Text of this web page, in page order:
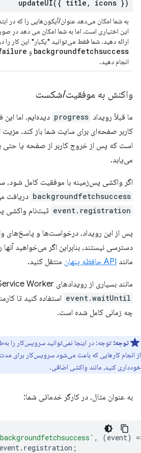
updateUI( { title , icons })
به شما امکان می‌دهد عنوان/آیکون‌هایی را که در
این اختیاری است، اما به شما امکان می دهد در
ارائه دهید. شما فقط می‌توانید *یکبار* این کار
backgroundfetchsuccess و
انجام دهید.
واکنش به موفقیت/شکست
ما قبلاً رویداد progress دیده‌ایم، اما
کاربر صفحه‌ای برای سایت شما باز کند.
است که پس از خروج کاربر از صفحه یا حتی
می‌یابد.
اگر واکشی پس‌زمینه با موفقیت کامل شود،
backgroundfetchsuccess دریافت
event.registration ثبت‌نام واکشی
پس از این رویداد، درخواست‌ها و پاسخ‌های
دسترسی نیستند، بنابراین اگر می‌خواهید آنها
مانند API حافظه پنهان منتقل کنید.
مانند بسیاری از رویدادهای Service Worker، از
event.waitUntil استفاده کنید تا
چه زمانی کامل شده است.
توجه: توجه: در اینجا نمی‌توانید سرویس‌کار را
از انجام کارهایی که باعث می‌شود سرویس‌کار برای مدت
خودداری کنید، مانند واکشی اضافی.
به عنوان مثال، در کارگر خدماتی شما:
, (event) =
event. registration ;